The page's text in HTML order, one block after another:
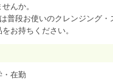
んか。
普段お使いのクレンジング・
お持ちください。
・在勤